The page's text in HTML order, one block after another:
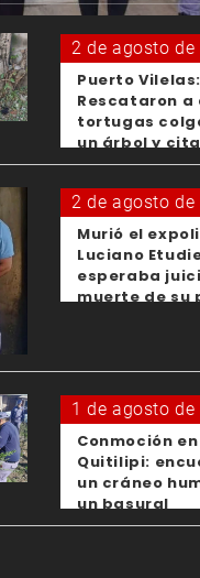
2 de agosto de
Puerto Vilelas:
Rescataron a
tortugas
un árbol y
los padres de
menores
2 de agosto de
Murió el
Luciano
esperaba
muerte de su
1 de agosto de
Conmoción en
Quitilipi:
un cráneo
un basural